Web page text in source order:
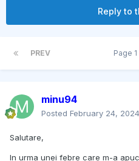
Reply to
PREV Page
minu94
Posted February 24, 2024
Salutare,
In urma unei febre care m-a